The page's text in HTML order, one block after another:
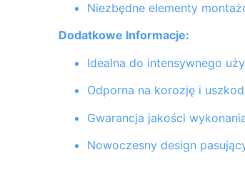
Niezbędne elementy
Dodatkowe Informacje:
Idealna do intensywnego
Odporna na korozję i
Gwarancja jakości
Nowoczesny design